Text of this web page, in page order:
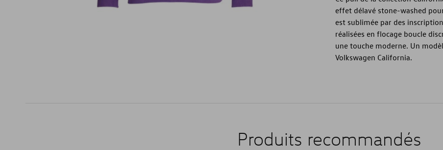
effet délavé stone-washed
est sublimée par des
réalisées en flocage boucle
une touche moderne. Un
Volkswagen California.
Produits recommandés